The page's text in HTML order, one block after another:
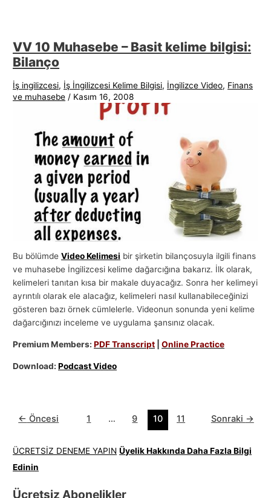
VV 10 Muhasebe – Basit kelime bilgisi:
Bilanço
İş ingilizcesi, İş İngilizcesi Kelime Bilgisi, İngilizce Video, Finans
ve muhasebe / Kasım 16, 2008
Bu bölümdeVideo Kelimesi bir şirketin bilançosuyla ilgili finans
ve muhasebe İngilizcesi kelime dağarcığına bakarız. İlk olarak,
kelimeleri tanıtan kısa bir makale duyacağız. Sonra her kelimeyi
ayrıntılı olarak ele alacağız, kelimeleri nasıl kullanabileceğinizi
gösteren bazı örnek cümlelerle. Videonun sonunda yeni kelime
dağarcığınızı inceleme ve uygulama şansınız olacak.
Premium Members:PDF Transcript |Online Practice
Download:Podcast Video
← Öncesi 1 … 9 10 11 Sonraki →
ÜCRETSİZ DENEME YAPIN Üyelik Hakkında Daha Fazla Bilgi
Edinin
Ücretsiz Abonelikler